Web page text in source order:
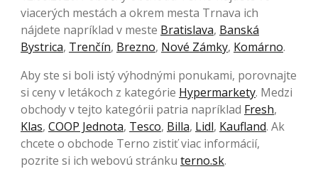
viacerých mestách a okrem mesta Trnava ich
nájdete napríklad v meste Bratislava, Banská
Bystrica, Trenčín, Brezno, Nové Zámky, Komárno.
Aby ste si boli istý výhodnými ponukami, porovnajte
si ceny v letákoch z kategórie Hypermarkety. Medzi
obchody v tejto kategórii patria napríklad Fresh,
Klas, COOP Jednota, Tesco, Billa, Lidl, Kaufland. Ak
chcete o obchode Terno zistiť viac informácií,
pozrite si ich webovú stránku terno.sk.